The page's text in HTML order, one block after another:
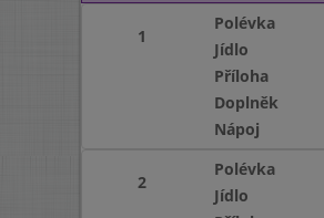
1
Polévka
Jídlo
Příloha
Doplněk
Nápoj
2
Polévka
Jídlo